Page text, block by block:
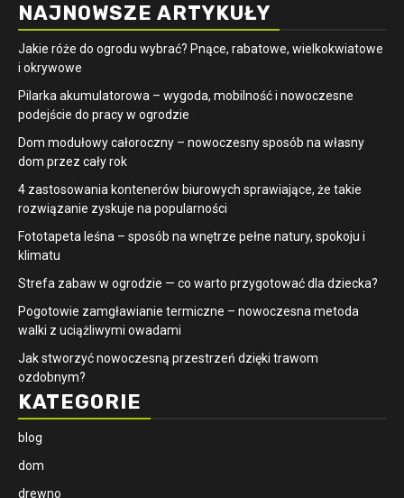
NAJNOWSZE ARTYKUŁY
Jakie róże do ogrodu wybrać? Pnące, rabatowe, wielkokwiatowe
i okrywowe
Pilarka akumulatorowa – wygoda, mobilność i nowoczesne
podejście do pracy w ogrodzie
Dom modułowy całoroczny – nowoczesny sposób na własny
dom przez cały rok
4 zastosowania kontenerów biurowych sprawiające, że takie
rozwiązanie zyskuje na popularności
​Fototapeta leśna – sposób na wnętrze pełne natury, spokoju i
klimatu
Strefa zabaw w ogrodzie — co warto przygotować dla dziecka?
Pogotowie zamgławianie termiczne – nowoczesna metoda
walki z uciążliwymi owadami
Jak stworzyć nowoczesną przestrzeń dzięki trawom
ozdobnym?
KATEGORIE
blog
dom
drewno